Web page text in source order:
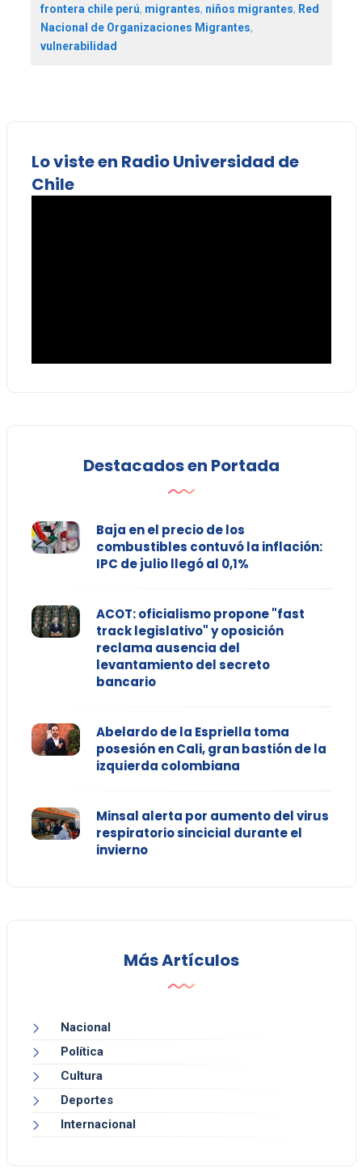
frontera chile perú, migrantes, niños migrantes, Red
Nacional de Organizaciones Migrantes,
vulnerabilidad
Lo viste en Radio Universidad de
Chile
Destacados en Portada
Baja en el precio de los
combustibles contuvó la inflación:
IPC de julio llegó al 0,1%
ACOT: oficialismo propone "fast
track legislativo" y oposición
reclama ausencia del
levantamiento del secreto
bancario
Abelardo de la Espriella toma
posesión en Cali, gran bastión de la
izquierda colombiana
Minsal alerta por aumento del virus
respiratorio sincicial durante el
invierno
Más Artículos
Nacional
Política
Cultura
Deportes
Internacional